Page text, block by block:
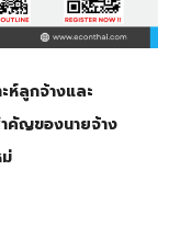
ห์ลูกจ้างและ
คัญของนายจ้าง